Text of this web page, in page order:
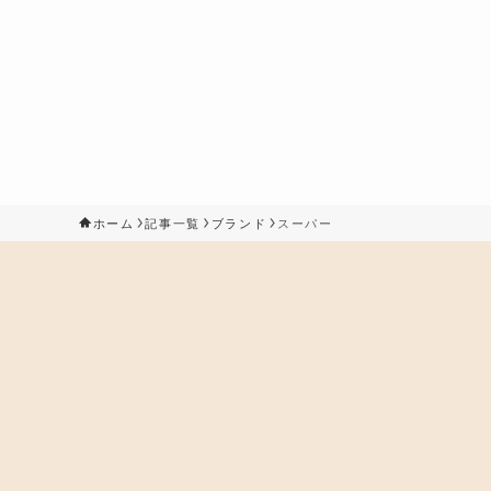
ホーム 記事一覧 ブランド スーパー